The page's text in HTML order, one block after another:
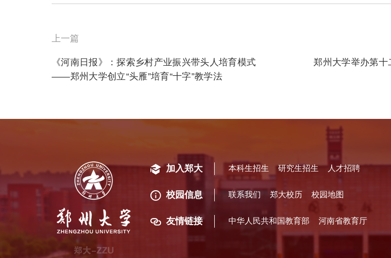
上一篇
《河南日报》：探索乡村产业振兴带头人培育模式
——郑州大学创立“头雁”培育“十字”教学法
郑州大学举办第
加入郑大 本科生招生 研究生招生 人才招聘
校园信息 联系我们 郑大校历 校园地图
友情链接 中华人民共和国教育部 河南省教育厅